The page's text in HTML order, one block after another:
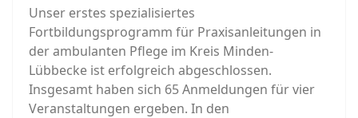
Unser erstes spezialisiertes
Fortbildungsprogramm für Praxisanleitungen in
der ambulanten Pflege im Kreis Minden-
Lübbecke ist erfolgreich abgeschlossen.
Insgesamt haben sich 65 Anmeldungen für vier
Veranstaltungen ergeben. In den